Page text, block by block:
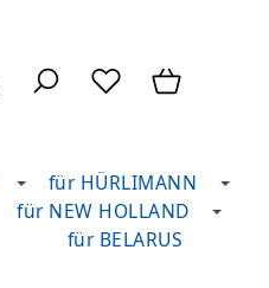
für HÜRLIMANN
für NEW HOLLAND
für BELARUS